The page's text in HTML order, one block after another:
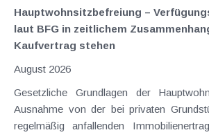
Hauptwohnsitz​­befreiung –
laut BFG in zeitlichem
Kaufvertrag stehen
August 2026
Gesetzliche Grundlagen der
Ausnahme von der bei privaten
regelmäßig anfallenden